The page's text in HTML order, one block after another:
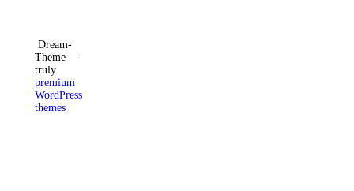
Dream-
Theme —
truly
premium
WordPress
themes